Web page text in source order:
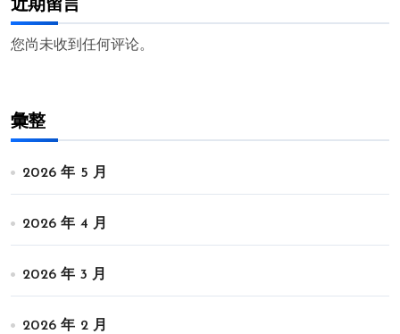
近期留言
您尚未收到任何评论。
彙整
2026 年 5 月
2026 年 4 月
2026 年 3 月
2026 年 2 月